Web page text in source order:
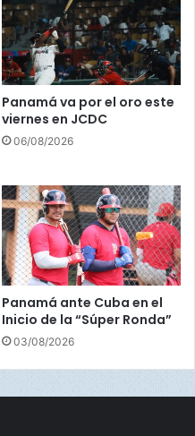
Panamá va por el oro este
viernes en JCDC
06/08/2026
Panamá ante Cuba en el
Inicio de la “Súper Ronda”
03/08/2026